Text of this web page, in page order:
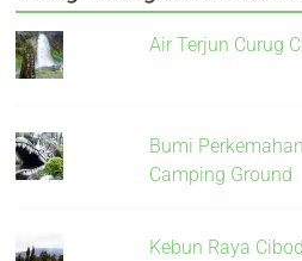
Air Terjun Curug
Bumi
Camping Ground
Kebun Raya